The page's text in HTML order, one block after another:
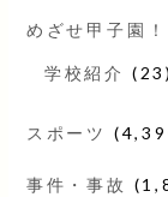
めざせ甲子園！
学校紹介 (23)
スポーツ
事件・事故